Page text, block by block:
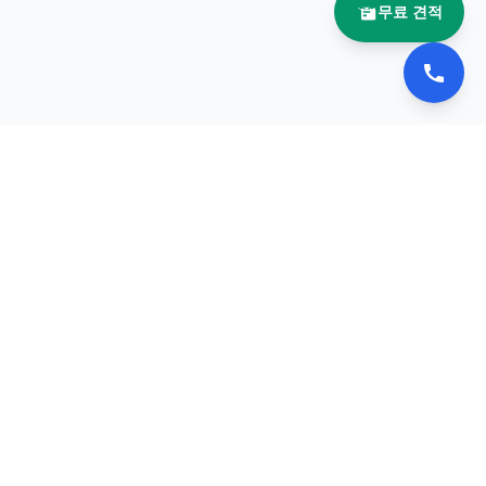
무료 견적